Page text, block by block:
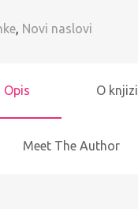
, Novi naslovi
Opis O knjizi
Meet The Author